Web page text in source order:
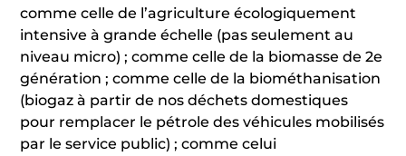
comme celle de l’agriculture écologiquement
intensive à grande échelle (pas seulement au
niveau micro) ; comme celle de la biomasse de 2e
génération ; comme celle de la biométhanisation
(biogaz à partir de nos déchets domestiques
pour remplacer le pétrole des véhicules mobilisés
par le service public) ; comme celui